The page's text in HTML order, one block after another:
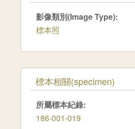
影像類別(Image Type):
標本照
隱藏
標本相關(specimen)
所屬標本紀錄:
186-001-019